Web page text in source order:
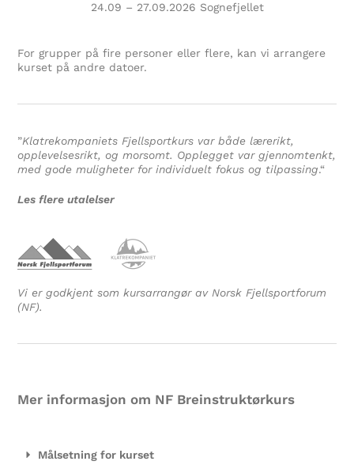
24.09 – 27.09.2026 Sognefjellet
For grupper på fire personer eller flere, kan vi arrangere
kurset på andre datoer.
”Klatrekompaniets Fjellsportkurs var både lærerikt,
opplevelsesrikt, og morsomt. Opplegget var gjennomtenkt,
med gode muligheter for individuelt fokus og tilpassing.“
Les flere utalelser
Vi er godkjent som kursarrangør av Norsk Fjellsportforum
(NF).
Mer informasjon om NF Breinstruktørkurs
Målsetning for kurset